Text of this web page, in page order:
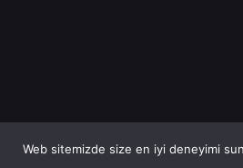
Web sitemizde size en iyi deneyimi